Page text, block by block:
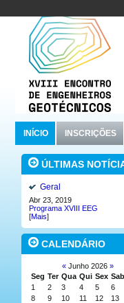
INÍCIO INSCRIÇÕES
ÚLTIMAS
Geral
Abr 23, 2019
Programa XVIII EEG
[Mais]
CALENDÁRIO
« Junho 2026 »
Seg Ter Qua Qui Sex Sab
1
2 3 4 5 6
8
9 10 11 12 13